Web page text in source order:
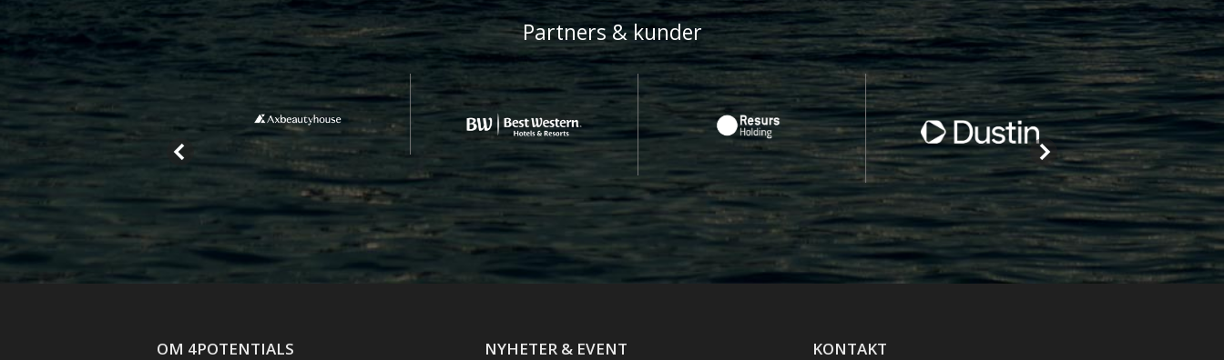
Partners & kunder
OM 4POTENTIALS NYHETER & EVENT KONTAKT